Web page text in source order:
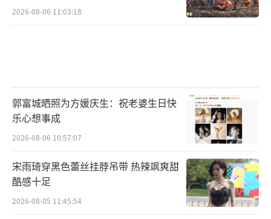
2026-08-06 11:03:18
郭富城晒照为方媛庆生：祝老婆生日快
乐心想事成
2026-08-06 10:57:07
宋雨琦穿黑色蕾丝挂脖吊带 热辣飒爽甜
酷感十足
2026-08-05 11:45:54